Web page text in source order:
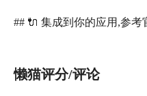
## 🔌 集成到你的应用,参考
懒猫评分/评论